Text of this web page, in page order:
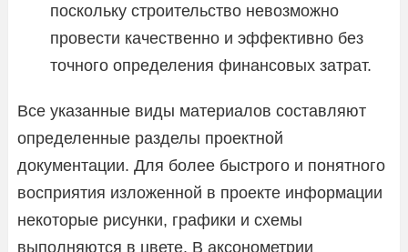
поскольку строительство невозможно
провести качественно и эффективно без
точного определения финансовых затрат.
Все указанные виды материалов составляют
определенные разделы проектной
документации. Для более быстрого и понятного
восприятия изложенной в проекте информации
некоторые рисунки, графики и схемы
выполняются в цвете. В аксонометрии